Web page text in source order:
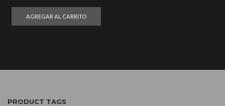
AGREGAR AL CARRITO
PRODUCT TAGS